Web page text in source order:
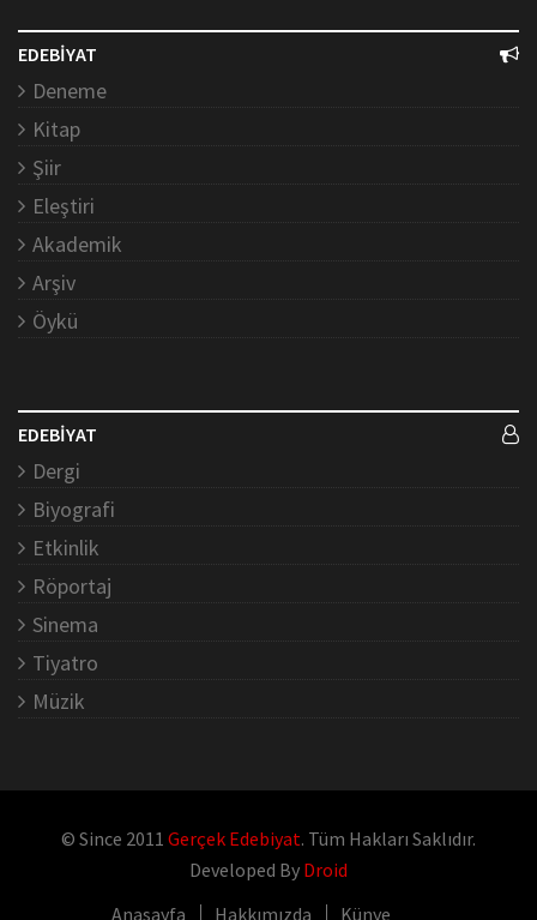
EDEBİYAT
Deneme
Kitap
Şiir
Eleştiri
Akademik
Arşiv
Öykü
EDEBİYAT
Dergi
Biyografi
Etkinlik
Röportaj
Sinema
Tiyatro
Müzik
© Since 2011 Gerçek Edebiyat. Tüm Hakları Saklıdır.
Developed By Droid
Anasayfa
Hakkımızda Künye